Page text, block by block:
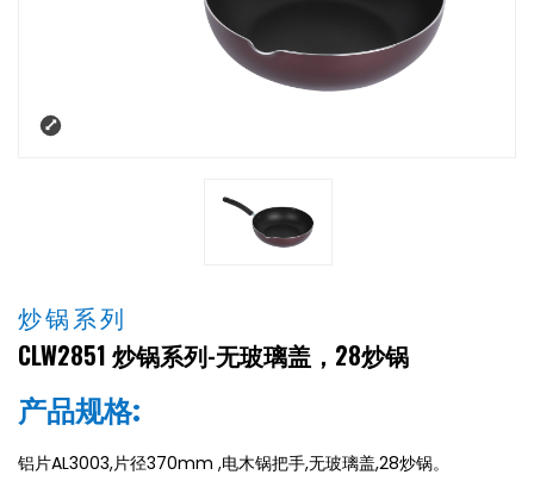
炒锅系列
CLW2851 炒锅系列-无玻璃盖，28炒锅
产品规格:
铝片AL3003,片径370mm ,电木锅把手,无玻璃盖,28炒锅。